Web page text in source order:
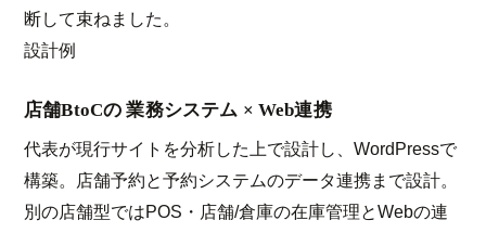
断して束ねました。
設計例
店舗BtoCの 業務システム × Web連携
代表が現行サイトを分析した上で設計し、WordPressで
構築。店舗予約と予約システムのデータ連携まで設計。
別の店舗型ではPOS・店舗/倉庫の在庫管理とWebの連